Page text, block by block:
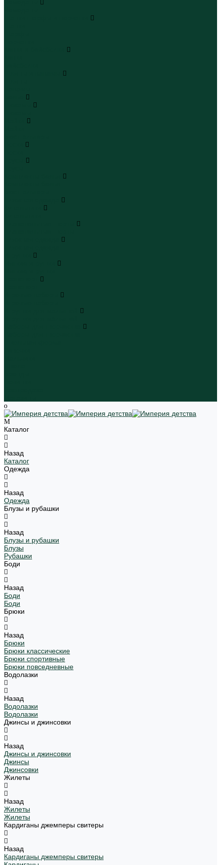
Каталог
Назад
Каталог
Одежда
Назад
Одежда
Блузы и рубашки
Назад
Блузы и рубашки
Блузы
Рубашки
Боди
Назад
Боди
Боди
Брюки
Назад
Брюки
Брюки классические
Брюки спортивные
Брюки повседневные
Водолазки
Назад
Водолазки
Водолазки
Джинсы и джинсовки
Назад
Джинсы и джинсовки
Джинсы
Джинсовки
Жилеты
Назад
Жилеты
Жилеты
Кардиганы джемперы свитеры
Назад
Кардиганы джемперы свитеры